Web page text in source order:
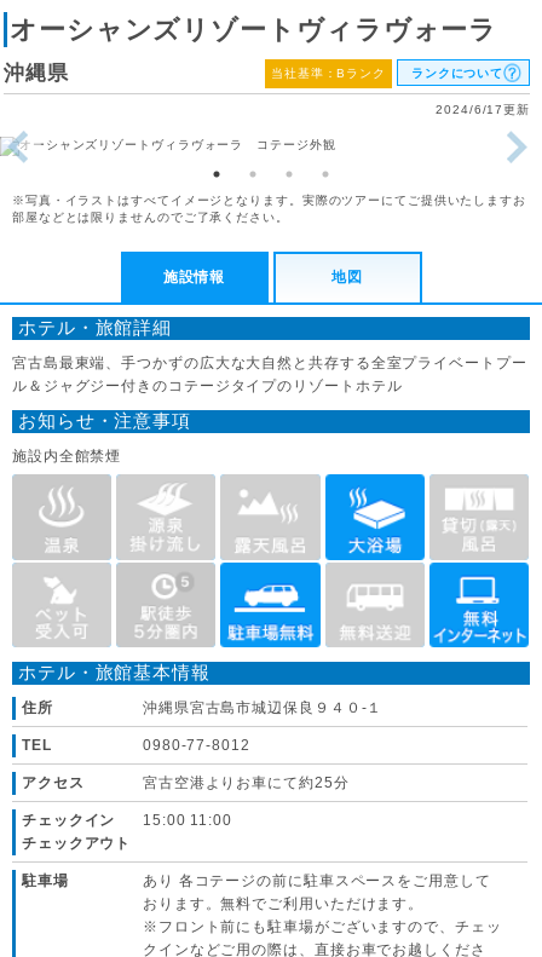
オーシャンズリゾートヴィラヴォーラ
沖縄県 当社基準：Bランク ランクについて
2024/6/17更新
※写真・イラストはすべてイメージとなります。実際のツアーにてご提供いたしますお
部屋などとは限りませんのでご了承ください。
施設情報 地図
ホテル・旅館詳細
宮古島最東端、手つかずの広大な大自然と共存する全室プライベートプー
ル＆ジャグジー付きのコテージタイプのリゾートホテル
お知らせ・注意事項
施設内全館禁煙
ホテル・旅館基本情報
住所 沖縄県宮古島市城辺保良９４０-１
TEL 0980-77-8012
アクセス 宮古空港よりお車にて約25分
チェックイン
チェックアウト
15:00 11:00
駐車場
あり 各コテージの前に駐車スペースをご用意して
おります。無料でご利用いただけます。
※フロント前にも駐車場がございますので、チェッ
クインなどご用の際は、直接お車でお越しくださ